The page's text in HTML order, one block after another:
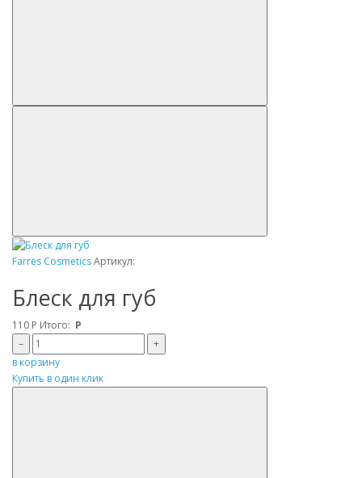
Farres CosmeticsАртикул:
Блеск для губ
110 Р Итого: Р
–
+
в корзину
Купить в один клик